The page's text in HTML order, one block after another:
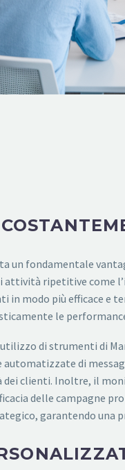
un fondamentale
attività ripetitive
modo più efficace e
le
di strumenti di
di
clienti. Inoltre, il
delle campagne
garantendo una